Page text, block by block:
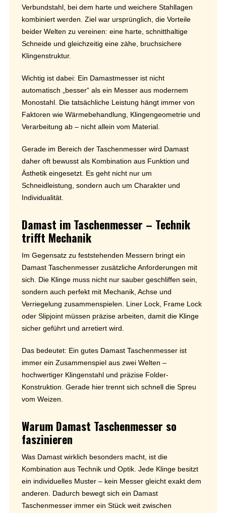
Verbundstahl, bei dem harte und weichere Stahllagen
kombiniert werden. Ziel war ursprünglich, die Vorteile
beider Welten zu vereinen: eine harte, schnitthaltige
Schneide und gleichzeitig eine zähe, bruchsichere
Klingenstruktur.
Wichtig ist dabei: Ein Damastmesser ist nicht
automatisch „besser“ als ein Messer aus modernem
Monostahl. Die tatsächliche Leistung hängt immer von
Faktoren wie Wärmebehandlung, Klingengeometrie und
Verarbeitung ab – nicht allein vom Material.
Gerade im Bereich der Taschenmesser wird Damast
daher oft bewusst als Kombination aus Funktion und
Ästhetik eingesetzt. Es geht nicht nur um
Schneidleistung, sondern auch um Charakter und
Individualität.
Damast im Taschenmesser – Technik
trifft Mechanik
Im Gegensatz zu feststehenden Messern bringt ein
Damast Taschenmesser zusätzliche Anforderungen mit
sich. Die Klinge muss nicht nur sauber geschliffen sein,
sondern auch perfekt mit Mechanik, Achse und
Verriegelung zusammenspielen. Liner Lock, Frame Lock
oder Slipjoint müssen präzise arbeiten, damit die Klinge
sicher geführt und arretiert wird.
Das bedeutet: Ein gutes Damast Taschenmesser ist
immer ein Zusammenspiel aus zwei Welten –
hochwertiger Klingenstahl und präzise Folder-
Konstruktion. Gerade hier trennt sich schnell die Spreu
vom Weizen.
Warum Damast Taschenmesser so
faszinieren
Was Damast wirklich besonders macht, ist die
Kombination aus Technik und Optik. Jede Klinge besitzt
ein individuelles Muster – kein Messer gleicht exakt dem
anderen. Dadurch bewegt sich ein Damast
Taschenmesser immer ein Stück weit zwischen